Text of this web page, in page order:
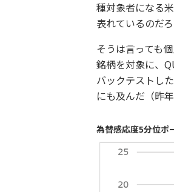
種対象者になる
表れているのだ
そうは言っても
銘柄を対象に、
バックテストし
にも及んだ（昨
為替感応度5分位ポ